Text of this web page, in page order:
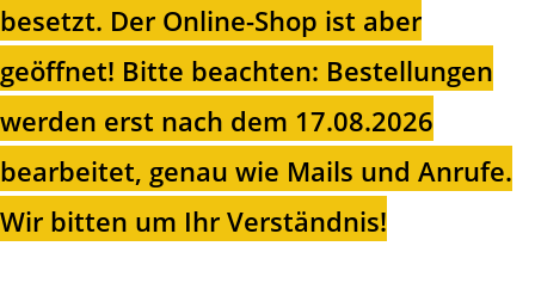
besetzt. Der Online-Shop ist aber
geöffnet! Bitte beachten: Bestellungen
werden erst nach dem 17.08.2026
bearbeitet, genau wie Mails und Anrufe.
Wir bitten um Ihr Verständnis!